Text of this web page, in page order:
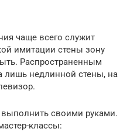
чаще всего служит
имитации стены зону
Распространенным
лишь недлинной стены, на
своими руками.
классы: